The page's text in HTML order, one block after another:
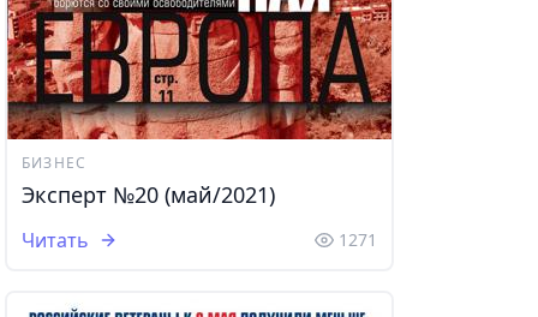
БИЗНЕС
Эксперт №20 (май/2021)
Читать 1271